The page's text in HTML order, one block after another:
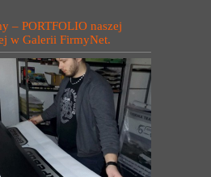
– PORTFOLIO naszej
w Galerii FirmyNet.